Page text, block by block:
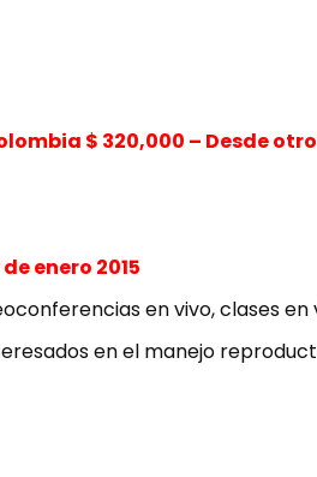
$ 320,000 – Desde
enero 2015
en vivo, clases
en el manejo